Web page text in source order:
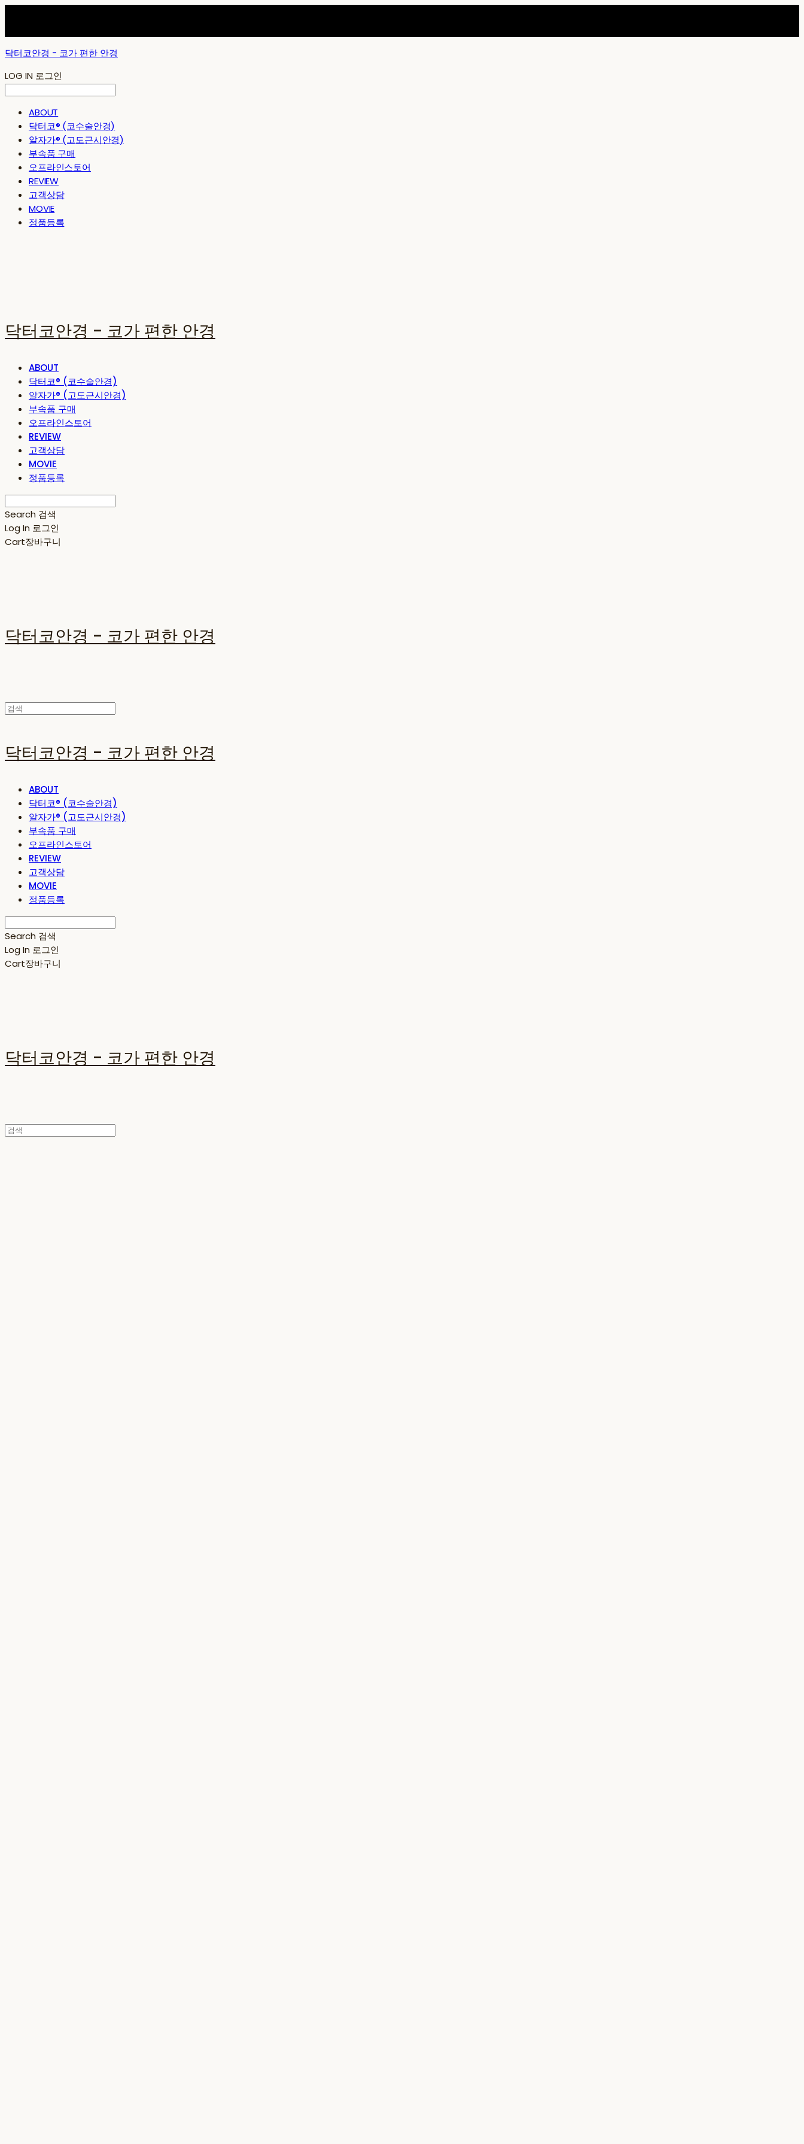
닥터코안경 - 코가 편한 안경
LOG IN 로그인
ABOUT
닥터코® (코수술안경)
알자가® (고도근시안경)
부속품 구매
오프라인스토어
REVIEW
고객상담
MOVIE
정품등록
닥터코안경 - 코가 편한 안경
ABOUT
닥터코® (코수술안경)
알자가® (고도근시안경)
부속품 구매
오프라인스토어
REVIEW
고객상담
MOVIE
정품등록
Search 검색
Log In 로그인
Cart장바구니
닥터코안경 - 코가 편한 안경
닥터코안경 - 코가 편한 안경
ABOUT
닥터코® (코수술안경)
알자가® (고도근시안경)
부속품 구매
오프라인스토어
REVIEW
고객상담
MOVIE
정품등록
Search 검색
Log In 로그인
Cart장바구니
닥터코안경 - 코가 편한 안경